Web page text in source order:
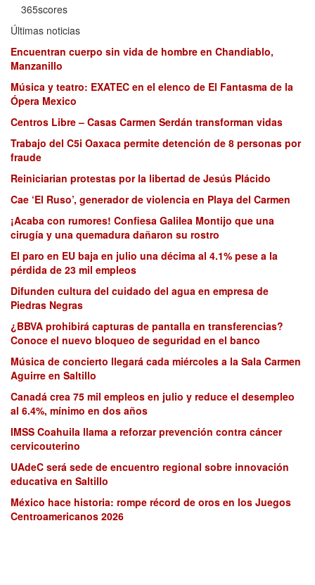
365scores
Últimas noticias
Encuentran cuerpo sin vida de hombre en Chandiablo,
Manzanillo
Música y teatro: EXATEC en el elenco de El Fantasma de la
Ópera Mexico
Centros Libre – Casas Carmen Serdán transforman vidas
Trabajo del C5i Oaxaca permite detención de 8 personas por
fraude
Reiniciarian protestas por la libertad de Jesús Plácido
Cae ‘El Ruso’, generador de violencia en Playa del Carmen
¡Acaba con rumores! Confiesa Galilea Montijo que una
cirugía y una quemadura dañaron su rostro
El paro en EU baja en julio una décima al 4.1% pese a la
pérdida de 23 mil empleos
Difunden cultura del cuidado del agua en empresa de
Piedras Negras
¿BBVA prohibirá capturas de pantalla en transferencias?
Conoce el nuevo bloqueo de seguridad en el banco
Música de concierto llegará cada miércoles a la Sala Carmen
Aguirre en Saltillo
Canadá crea 75 mil empleos en julio y reduce el desempleo
al 6.4%, mínimo en dos años
IMSS Coahuila llama a reforzar prevención contra cáncer
cervicouterino
UAdeC será sede de encuentro regional sobre innovación
educativa en Saltillo
México hace historia: rompe récord de oros en los Juegos
Centroamericanos 2026